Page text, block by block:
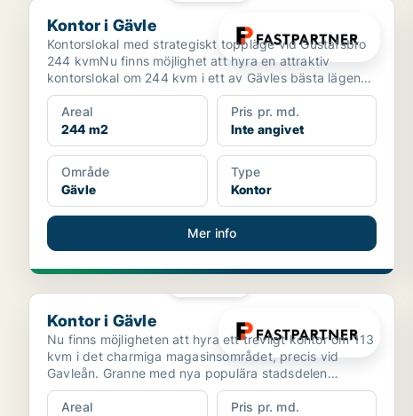
Kontor i Gävle
Kontor i Gävle
Kontorslokal med strategiskt toppläge vid Gustafsbro
244 kvmNu finns möjlighet att hyra en attraktiv
kontorslokal om 244 kvm i ett av Gävles bästa lägen
vid ...
Areal
244 m2
Pris pr. md.
Inte angivet
Område
Gävle
Type
Kontor
Mer info
Kontor i Gävle
Kontor i Gävle
Nu finns möjligheten att hyra ett trevligt kontor om 113
kvm i det charmiga magasinsområdet, precis vid
Gavleån. Granne med nya populära stadsdelen
Godisfabr...
Areal
Pris pr. md.